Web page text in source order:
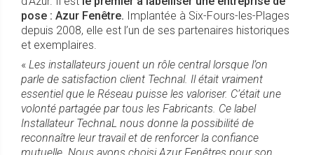
pose : Azur Fenêtre. Implantée à Six-Fours-les-Plages
depuis 2008, elle est l’un de ses partenaires historiques
et exemplaires.
« Les installateurs jouent un rôle central lorsque l’on
parle de satisfaction client Technal. Il était vraiment
essentiel que le Réseau puisse les valoriser. C’était une
volonté partagée par tous les Fabricants. Ce label
Installateur TechnaL nous donne la possibilité de
reconnaître leur travail et de renforcer la confiance